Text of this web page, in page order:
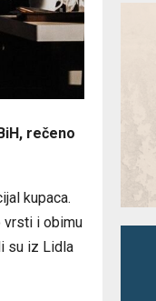
rečeno
kupaca.
vrsti i obimu
su iz Lidla